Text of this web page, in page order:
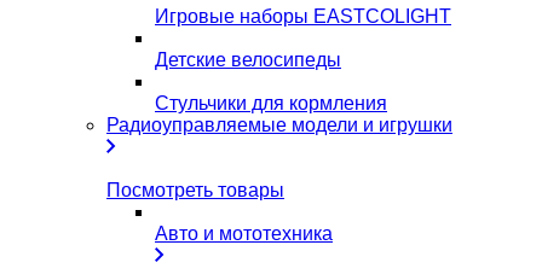
Игровые наборы EASTCOLIGHT
Детские велосипеды
Стульчики для кормления
Радиоуправляемые модели и игрушки
Посмотреть товары
Авто и мототехника